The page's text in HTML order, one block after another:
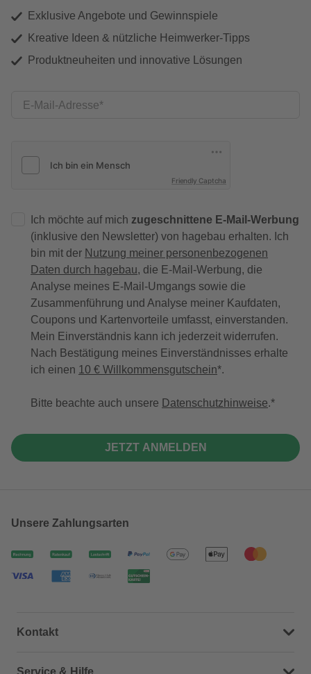
Exklusive Angebote und Gewinnspiele
Kreative Ideen & nützliche Heimwerker-Tipps
Produktneuheiten und innovative Lösungen
E-Mail-Adresse
Friendly Captcha
Ich möchte auf mich zugeschnittene E-Mail-Werbung
(inklusive den Newsletter) von hagebau erhalten. Ich
bin mit der Nutzung meiner personenbezogenen
Daten durch hagebau, die E-Mail-Werbung, die
Analyse meines E-Mail-Umgangs sowie die
Zusammenführung und Analyse meiner Kaufdaten,
Coupons und Kartenvorteile umfasst, einverstanden.
Mein Einverständnis kann ich jederzeit widerrufen.
Nach Bestätigung meines Einverständnisses erhalte
ich einen 10 € Willkommensgutschein*.
Bitte beachte auch unsere Datenschutzhinweise.
JETZT ANMELDEN
Unsere Zahlungsarten
Kontakt
Dein Kontakt zu uns